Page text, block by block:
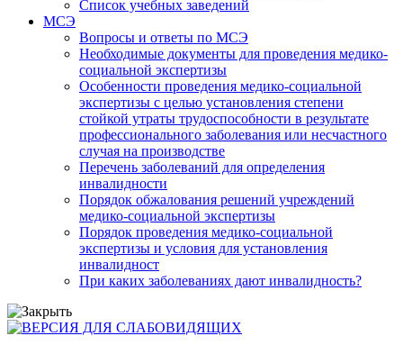
Список учебных заведений
МСЭ
Вопросы и ответы по МСЭ
Необходимые документы для проведения медико-
социальной экспертизы
Особенности проведения медико-социальной
экспертизы с целью установления степени
стойкой утраты трудоспособности в результате
профессионального заболевания или несчастного
случая на производстве
Перечень заболеваний для определения
инвалидности
Порядок обжалования решений учреждений
медико-социальной экспертизы
Порядок проведения медико-социальной
экспертизы и условия для установления
инвалидност
При каких заболеваниях дают инвалидность?